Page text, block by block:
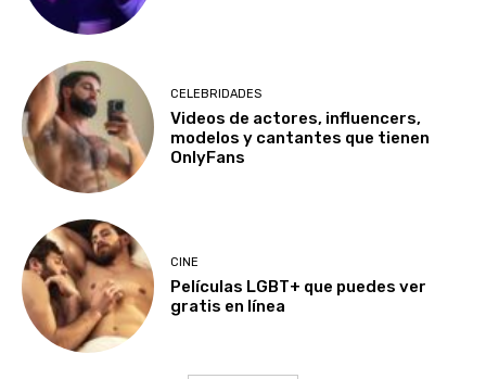
CELEBRIDADES
Videos de actores, influencers,
modelos y cantantes que tienen
OnlyFans
CINE
Películas LGBT+ que puedes ver
gratis en línea